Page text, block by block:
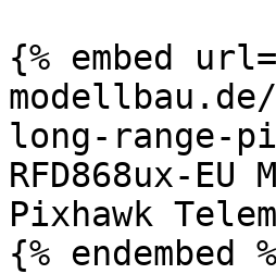
{% embed
long-range-
RFD868ux-
Pixhawk
{% endembed